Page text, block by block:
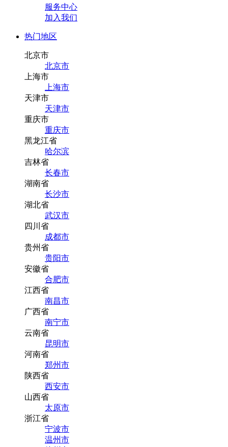
服务中心
加入我们
热门地区
北京市
北京市
上海市
上海市
天津市
天津市
重庆市
重庆市
黑龙江省
哈尔滨
吉林省
长春市
湖南省
长沙市
湖北省
武汉市
四川省
成都市
贵州省
贵阳市
安徽省
合肥市
江西省
南昌市
广西省
南宁市
云南省
昆明市
河南省
郑州市
陕西省
西安市
山西省
太原市
浙江省
宁波市
温州市